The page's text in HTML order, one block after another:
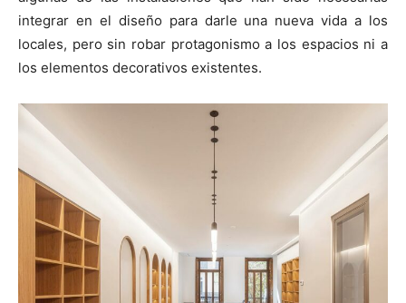
integrar en el diseño para darle una nueva vida a los
locales, pero sin robar protagonismo a los espacios ni a
los elementos decorativos existentes.